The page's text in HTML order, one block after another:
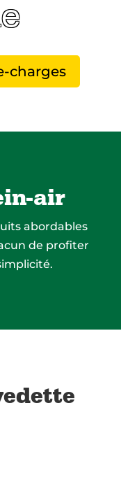
charges
air
abordables
de profiter